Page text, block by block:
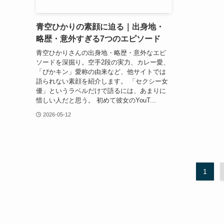
青空ひかりの素顔に迫る｜出身地・
略歴・意外すぎる7つのエピソード
青空ひかりさんの出身地・略歴・意外なエピ
ソードを深掘り。空手2段の実力、カレー愛、
「ぴかキン」愛称の由来など、他サイトでは
語られない素顔を紹介します。 「セクシー女
優」というラベルだけで語るには、あまりに
惜しい人だと思う。 初めて彼女のYouT...
2026-05-12
1